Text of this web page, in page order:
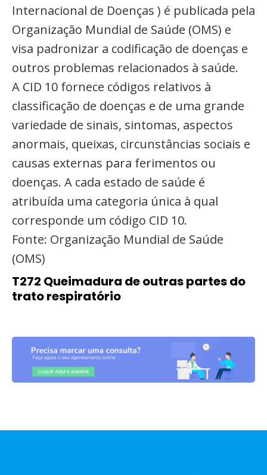
Internacional de Doenças ) é publicada pela
Organização Mundial de Saúde (OMS) e
visa padronizar a codificação de doenças e
outros problemas relacionados à saúde.
A CID 10 fornece códigos relativos à
classificação de doenças e de uma grande
variedade de sinais, sintomas, aspectos
anormais, queixas, circunstâncias sociais e
causas externas para ferimentos ou
doenças. A cada estado de saúde é
atribuída uma categoria única à qual
corresponde um código CID 10.
Fonte: Organização Mundial de Saúde
(OMS)
T272 Queimadura de outras partes do
trato respiratório